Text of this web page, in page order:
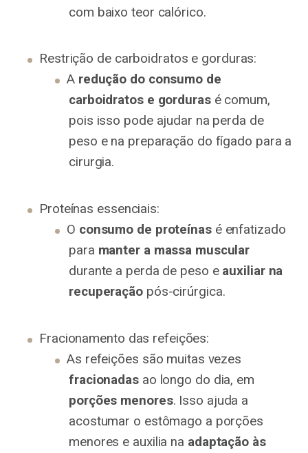
com baixo teor calórico.
Restrição de carboidratos e gorduras:
A redução do consumo de
carboidratos e gordurasé comum,
pois isso pode ajudar na perda de
peso e na preparação do fígado para a
cirurgia.
Proteínas essenciais:
O consumo de proteínas é enfatizado
para manter a massa muscular
durante a perda de peso e auxiliar na
recuperação pós-cirúrgica.
Fracionamento das refeições:
As refeições são muitas vezes
fracionadas ao longo do dia, em
porções menores. Isso ajuda a
acostumar o estômago a porções
menores e auxilia na adaptação às